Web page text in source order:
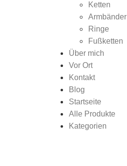
Ketten
Armbänder
Ringe
Fußketten
Über mich
Vor Ort
Kontakt
Blog
Startseite
Alle Produkte
Kategorien